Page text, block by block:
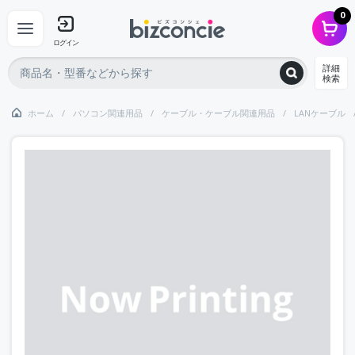
ログイン
0
詳細
検索
ホーム パソコン関連用品 ケーブル・ケーブル関連用品 LANケーブル